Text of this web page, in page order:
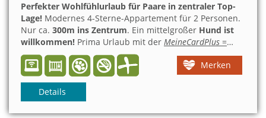
Perfekter Wohlfühlurlaub für Paare in zentraler Top-
Lage! Modernes 4-Sterne-Appartement für 2 Personen.
Nur ca. 300m ins Zentrum. Ein mittelgroßer Hund ist
willkommen! Prima Urlaub mit der MeineCardPlus =
über 100 Freizeitattraktionen und ÖPNV kostenlos!
Merken
Details